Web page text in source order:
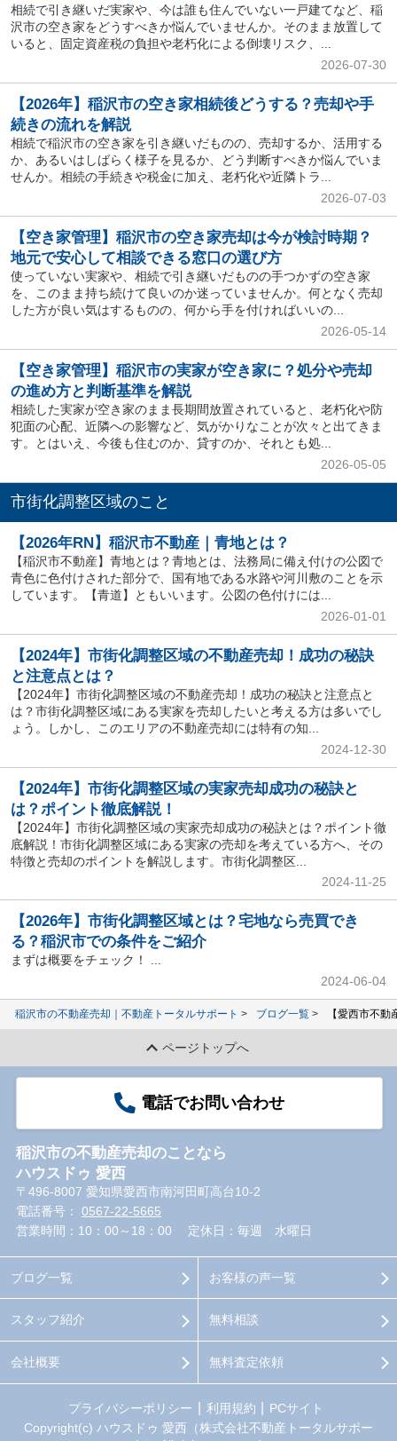
相続で引き継いだ実家や、今は誰も住んでいない一戸建てなど、稲
沢市の空き家をどうすべきか悩んでいませんか。そのまま放置して
いると、固定資産税の負担や老朽化による倒壊リスク、...
2026-07-30
【2026年】稲沢市の空き家相続後どうする？売却や手
続きの流れを解説
相続で稲沢市の空き家を引き継いだものの、売却するか、活用する
か、あるいはしばらく様子を見るか、どう判断すべきか悩んでいま
せんか。相続の手続きや税金に加え、老朽化や近隣トラ...
2026-07-03
【空き家管理】稲沢市の空き家売却は今が検討時期？
地元で安心して相談できる窓口の選び方
使っていない実家や、相続で引き継いだものの手つかずの空き家
を、このまま持ち続けて良いのか迷っていませんか。何となく売却
した方が良い気はするものの、何から手を付ければいいの...
2026-05-14
【空き家管理】稲沢市の実家が空き家に？処分や売却
の進め方と判断基準を解説
相続した実家が空き家のまま長期間放置されていると、老朽化や防
犯面の心配、近隣への影響など、気がかりなことが次々と出てきま
す。とはいえ、今後も住むのか、貸すのか、それとも処...
2026-05-05
市街化調整区域のこと
【2026年RN】稲沢市不動産｜青地とは？
【稲沢市不動産】青地とは？青地とは、法務局に備え付けの公図で
青色に色付けされた部分で、国有地である水路や河川敷のことを示
しています。【青道】ともいいます。公図の色付けには...
2026-01-01
【2024年】市街化調整区域の不動産売却！成功の秘訣
と注意点とは？
【2024年】市街化調整区域の不動産売却！成功の秘訣と注意点と
は？市街化調整区域にある実家を売却したいと考える方は多いでし
ょう。しかし、このエリアの不動産売却には特有の知...
2024-12-30
【2024年】市街化調整区域の実家売却成功の秘訣と
は？ポイント徹底解説！
【2024年】市街化調整区域の実家売却成功の秘訣とは？ポイント徹
底解説！市街化調整区域にある実家の売却を考えている方へ、その
特徴と売却のポイントを解説します。市街化調整区...
2024-11-25
【2026年】市街化調整区域とは？宅地なら売買でき
る？稲沢市での条件をご紹介
まずは概要をチェック！ ...
2024-06-04
稲沢市の不動産売却｜不動産トータルサポート ブログ一覧 【愛西市不
ページトップへ
電話でお問い合わせ
稲沢市の不動産売却のことなら
ハウスドゥ 愛西
〒496-8007 愛知県愛西市南河田町高台10-2
電話番号： 0567-22-5665
営業時間：10：00～18：00
定休日：毎週 水曜日
ブログ一覧
スタッフ紹介
会社概要
お客様の声一覧
無料相談
無料査定依頼
プライバシーポリシー 利用規約
PCサイト
Copyright(c) ハウスドゥ 愛西（株式会社不動産トータルサポー